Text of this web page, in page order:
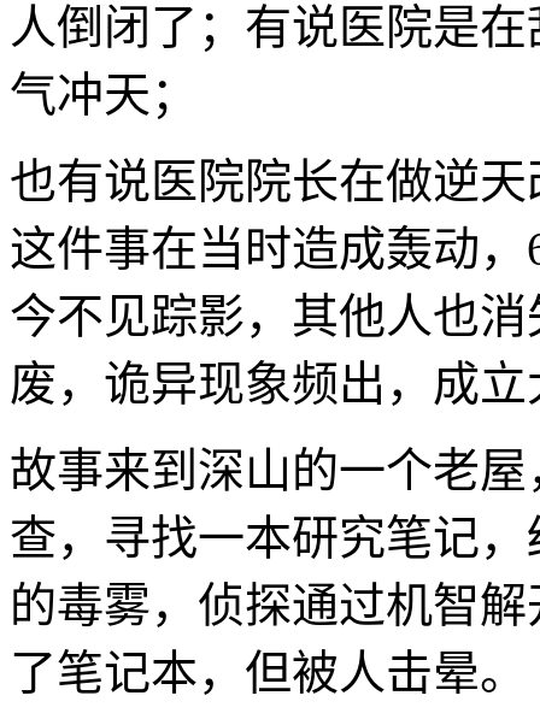
人倒闭了；有说医院是
气冲天；
也有说医院院长在做逆
这件事在当时造成轰动
今不见踪影，其他人也
废，诡异现象频出，成
故事来到深山的一个老
查，寻找一本研究笔记
的毒雾，侦探通过机智
了笔记本，但被人击晕。